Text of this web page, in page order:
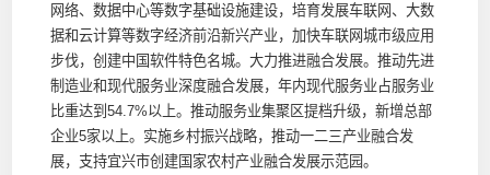
网络、数据中心等数字基础设施建设，培育发展车联网、大数
据和云计算等数字经济前沿新兴产业，加快车联网城市级应用
步伐，创建中国软件特色名城。大力推进融合发展。推动先进
制造业和现代服务业深度融合发展，年内现代服务业占服务业
比重达到54.7%以上。推动服务业集聚区提档升级，新增总部
企业5家以上。实施乡村振兴战略，推动一二三产业融合发
展，支持宜兴市创建国家农村产业融合发展示范园。